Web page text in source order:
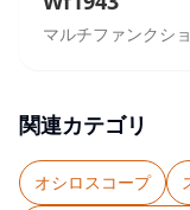
マルチファンクシ
関連カテゴリ
オシロスコープ